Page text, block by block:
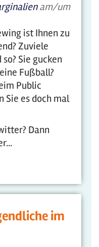
am/um
ist Ihnen zu
Zuviele
Sie gucken
Fußball?
Public
Sie es doch mal
Dann
im